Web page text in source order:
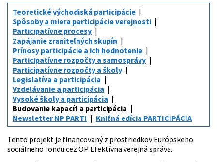
Teoretické východiská participácie
Spôsoby a miera participácie verejnosti
Participatívne procesy
Zapájanie zraniteľných skupín
Prínosy participácie a ich hodnotenie
Participatívne rozpočty a samosprávy
Participatívne rozpočty a školy
Legislatíva a participácia
Vzdelávanie a participácia
Vysoké školy a participácia
Budovanie kapacít a participácia
Newsletter NP PARTI
Knižná edícia PARTICIPÁCIA
Tento projekt je financovaný z prostriedkov Európskeho
sociálneho fondu cez OP Efektívna verejná správa.